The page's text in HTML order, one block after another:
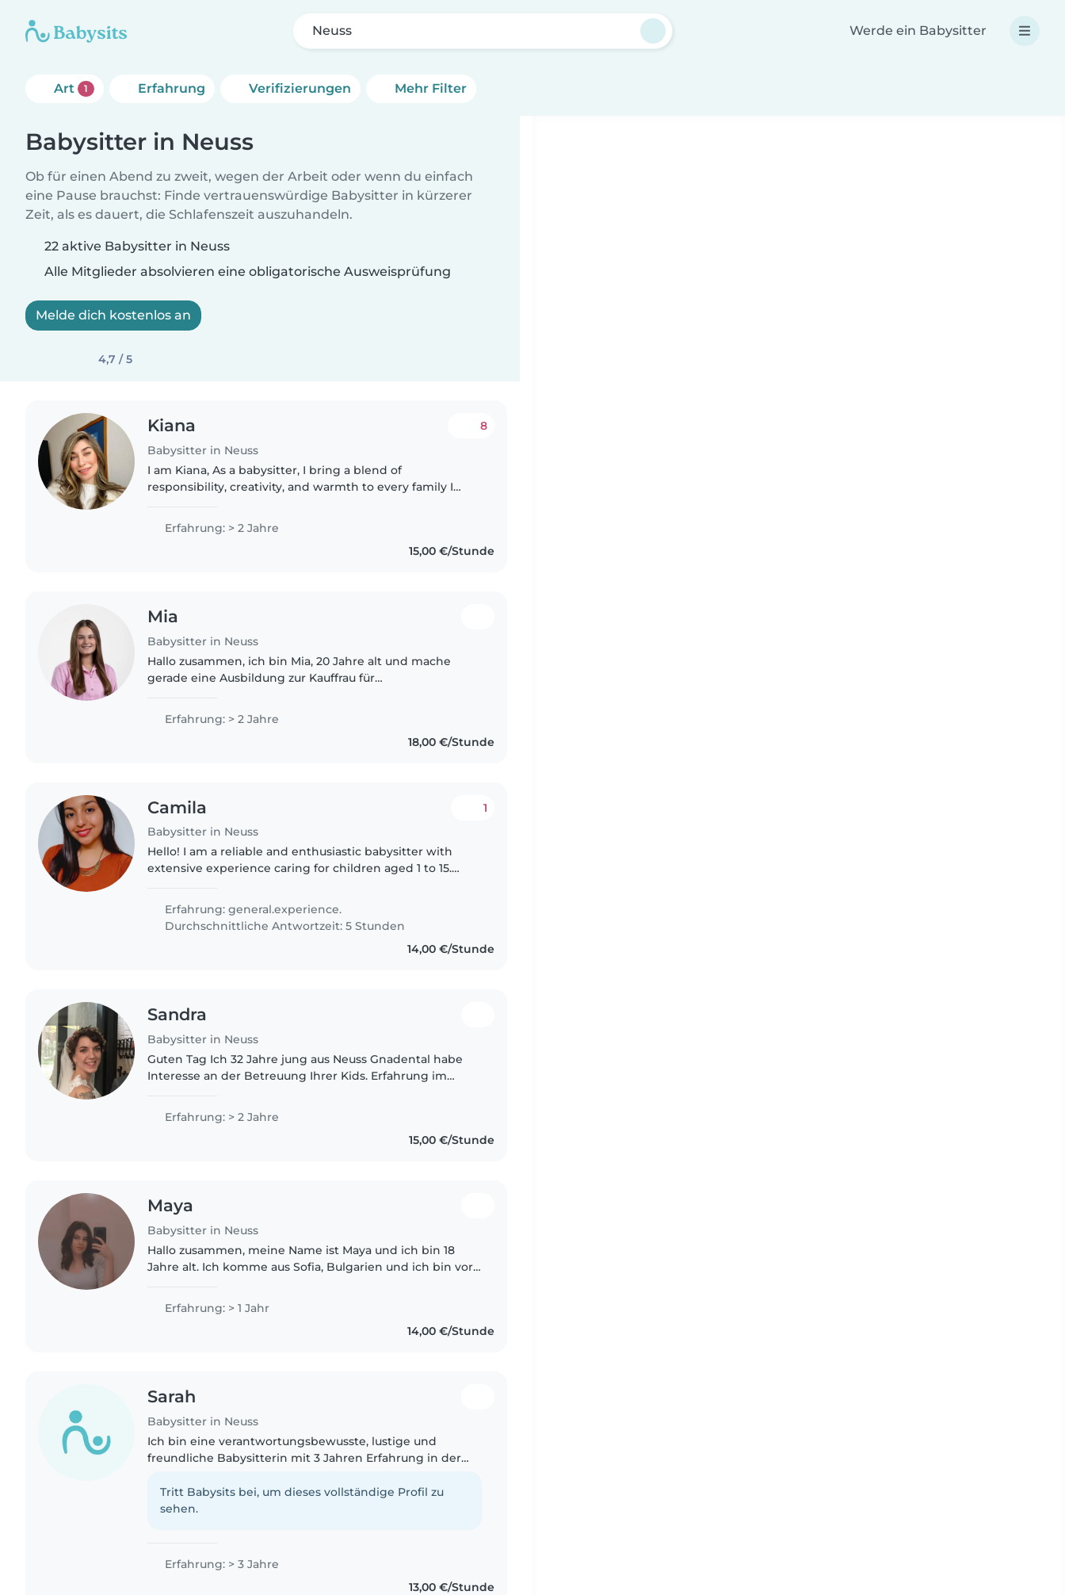
Neuss Werde ein Babysitter
Art 1 Erfahrung Verifizierungen Mehr Filter
Babysitter in Neuss
Ob für einen Abend zu zweit, wegen der Arbeit oder wenn du einfach
eine Pause brauchst: Finde vertrauenswürdige Babysitter in kürzerer
Zeit, als es dauert, die Schlafenszeit auszuhandeln.
22 aktive Babysitter in Neuss
Alle Mitglieder absolvieren eine obligatorische Ausweisprüfung
Melde dich kostenlos an
4,7 / 5
Kiana
Babysitter in Neuss
8
I am Kiana, As a babysitter, I bring a blend of
responsibility, creativity, and warmth to every family I
various ages, allowing..
Erfahrung: > 2 Jahre
15,00 €/Stunde
Mia
Babysitter in Neuss
Hallo zusammen, ich bin Mia, 20 Jahre alt und mache
gerade eine Ausbildung zur Kauffrau für
Erfahrung: > 2 Jahre
18,00 €/Stunde
Camila
Babysitter in Neuss
1
Hello! I am a reliable and enthusiastic babysitter with
extensive experience caring for children aged 1 to 15.
have been immersed..
Erfahrung: general.experience.
Durchschnittliche Antwortzeit: 5 Stunden
14,00 €/Stunde
Sandra
Babysitter in Neuss
Guten Tag Ich 32 Jahre jung aus Neuss Gnadental habe
Interesse an der Betreuung Ihrer Kids. Erfahrung im
jährigen Neffen. Zusätzlich..
Erfahrung: > 2 Jahre
15,00 €/Stunde
Maya
Babysitter in Neuss
Hallo zusammen, meine Name ist Maya und ich bin 18
Jahre alt. Ich komme aus Sofia, Bulgarien und ich bin vor
mein schulische Ausbildung..
Erfahrung: > 1 Jahr
14,00 €/Stunde
Sarah
Babysitter in Neuss
Ich bin eine verantwortungsbewusste, lustige und
freundliche Babysitterin mit 3 Jahren Erfahrung in der
Grundschulkindern. Ich..
Tritt Babysits bei, um dieses vollständige Profil zu
sehen.
Erfahrung: > 3 Jahre
13,00 €/Stunde